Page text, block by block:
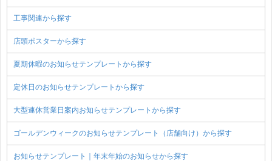
工事関連から探す
店頭ポスターから探す
夏期休暇のお知らせテンプレートから探す
定休日のお知らせテンプレートから探す
大型連休営業日案内お知らせテンプレートから探す
ゴールデンウィークのお知らせテンプレート（店舗向け）から探す
お知らせテンプレート｜年末年始のお知らせから探す